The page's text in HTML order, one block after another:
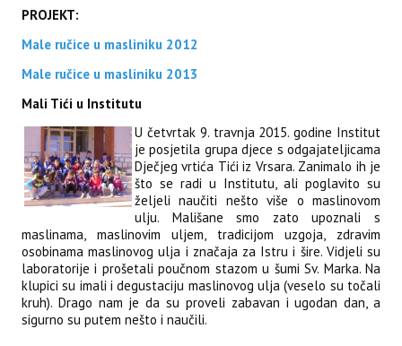
PROJEKT:
Male ručice u masliniku 2012
Male ručice u masliniku 2013
Mali Tići u Institutu
U četvrtak 9. travnja 2015. godine Institut
je posjetila grupa djece s odgajateljicama
Dječjeg vrtića Tići iz Vrsara. Zanimalo ih je
što se radi u Institutu, ali poglavito su
željeli naučiti nešto više o maslinovom
ulju. Mališane smo zato upoznali s
maslinama, maslinovim uljem, tradicijom uzgoja, zdravim
osobinama maslinovog ulja i značaja za Istru i šire. Vidjeli su
laboratorije i prošetali poučnom stazom u šumi Sv. Marka. Na
klupici su imali i degustaciju maslinovog ulja (veselo su točali
kruh). Drago nam je da su proveli zabavan i ugodan dan, a
sigurno su putem nešto i naučili.